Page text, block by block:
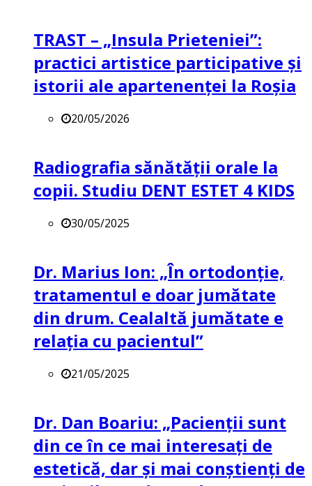
TRAST – „Insula Prieteniei”:
practici artistice participative și
istorii ale apartenenței la Roșia
20/05/2026
Radiografia sănătății orale la
copii. Studiu DENT ESTET 4 KIDS
30/05/2025
Dr. Marius Ion: „În ortodonție,
tratamentul e doar jumătate
din drum. Cealaltă jumătate e
relația cu pacientul”
21/05/2025
Dr. Dan Boariu: „Pacienții sunt
din ce în ce mai interesați de
estetică, dar și mai conștienți de